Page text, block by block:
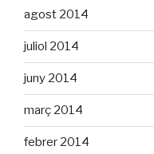
agost 2014
juliol 2014
juny 2014
març 2014
febrer 2014